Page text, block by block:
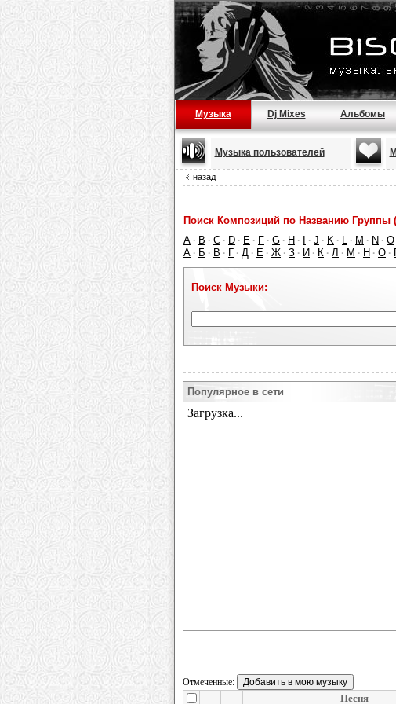
Музыка Dj Mixes Альбомы
Музыка пользователей
назад
Поиск Композиций по Названию Группы
A · B · C · D · E · F · G · H · · J · K · L · M · N · O
А · Б · В · Г · Д · Е · Ж · З · И · К · Л · М · Н · О ·
Поиск Музыки:
Популярное в сети
Отмеченные:
Песня